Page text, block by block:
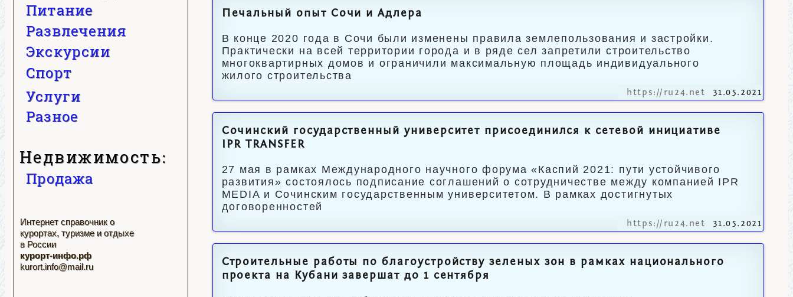
Питание
Развлечения
Экскурсии
Спорт
Услуги
Разное
Недвижимость:
Продажа
Интернет справочник о
курортах, туризме и отдыхе
в России
курорт-инфо.рф
kurort.info@mail.ru
Печальный опыт Сочи и Адлера
В конце 2020 года в Сочи были изменены правила землепользования и застройки.
Практически на всей территории города и в ряде сел запретили строительство
многоквартирных домов и ограничили максимальную площадь индивидуального
жилого строительства
https://ru24.net 31.05.2021
Сочинский государственный университет присоединился к сетевой инициативе
IPR TRANSFER
27 мая в рамках Международного научного форума «Каспий 2021: пути устойчивого
развития» состоялось подписание соглашений о сотрудничестве между компанией IPR
MEDIA и Сочинским государственным университетом. В рамках достигнутых
договоренностей
https://ru24.net 31.05.2021
Строительные работы по благоустройству зеленых зон в рамках национального
проекта на Кубани завершат до 1 сентября